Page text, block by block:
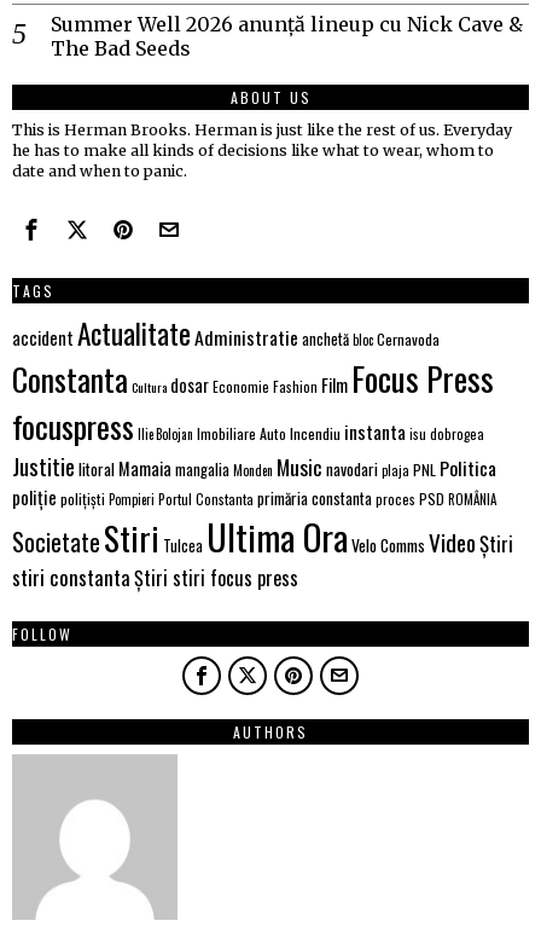
Summer Well 2026 anunță lineup cu Nick Cave &
The Bad Seeds
ABOUT US
This is Herman Brooks. Herman is just like the rest of us. Everyday
he has to make all kinds of decisions like what to wear, whom to
date and when to panic.
TAGS
accidentActualitateAdministratie anchetăblocCernavoda
Constanta Cultura dosarEconomie Fashion Film Focus Press
focuspress Ilie Bolojan Imobiliare Auto Incendiu instanta isu dobrogea
Justitie litoral Mamaia mangaliaMonden Music navodariplaja PNL Politica
poliție polițiști Pompieri Portul Constanta primăria constantaproces PSD ROMÂNIA
SocietateStiri Tulcea Ultima Ora Velo Comms VideoȘtiri
stiri constantaȘtiri stiri focus press
FOLLOW
AUTHORS